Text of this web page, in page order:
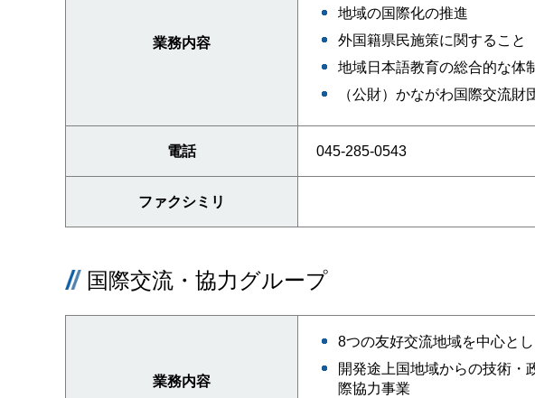
業務内容
地域の国際化の推進
外国籍県民施策に関すること
地域日本語教育の総合的な体
（公財）かながわ国際交流
電話 045-285-0543
ファクシミリ
国際交流・協力グループ
業務内容
8つの友好交流地域を中心と
開発途上国地域からの技術・
際協力事業